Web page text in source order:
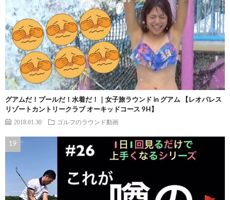
グアムだ！プールだ！水着だ！｜女子旅ラウンド in グアム 【レオパレス
リゾートカントリークラブ オーキッドコース 9H】
2018.01.30 ゴルフのラウンド動画